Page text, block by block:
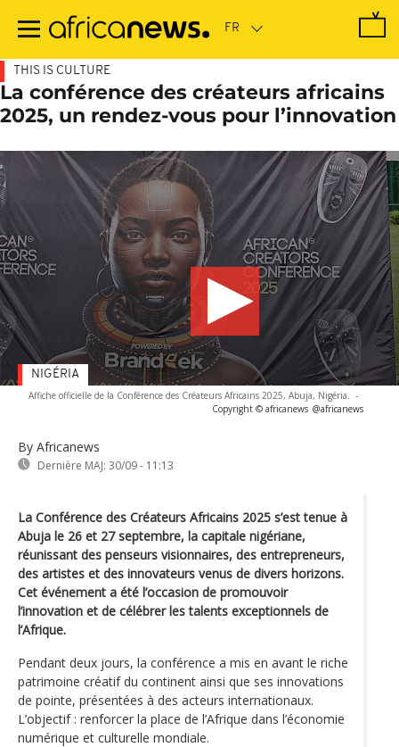
contenu
THIS IS CULTURE
La conférence des créateurs africains
2025, un rendez-vous pour l’innovation
Affiche officielle de la Conférence des Créateurs Africains 2025, Abuja, Nigéria. -
Copyright © africanews @africanews
By Africanews
Dernière MAJ: 30/09 - 11:13
NIGÉRIA
La Conférence des Créateurs Africains 2025 s’est tenue à
Abuja le 26 et 27 septembre, la capitale nigériane,
réunissant des penseurs visionnaires, des entrepreneurs,
des artistes et des innovateurs venus de divers horizons.
Cet événement a été l’occasion de promouvoir
l’innovation et de célébrer les talents exceptionnels de
l’Afrique.
Pendant deux jours, la conférence a mis en avant le riche
patrimoine créatif du continent ainsi que ses innovations
de pointe, présentées à des acteurs internationaux.
L’objectif : renforcer la place de l’Afrique dans l’économie
numérique et culturelle mondiale.